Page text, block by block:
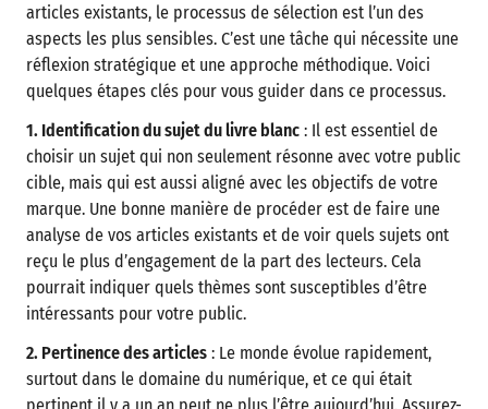
articles existants, le processus de sélection est l’un des
aspects les plus sensibles. C’est une tâche qui nécessite une
réflexion stratégique et une approche méthodique. Voici
quelques étapes clés pour vous guider dans ce processus.
1. Identification du sujet du livre blanc : Il est essentiel de
choisir un sujet qui non seulement résonne avec votre public
cible, mais qui est aussi aligné avec les objectifs de votre
marque. Une bonne manière de procéder est de faire une
analyse de vos articles existants et de voir quels sujets ont
reçu le plus d’engagement de la part des lecteurs. Cela
pourrait indiquer quels thèmes sont susceptibles d’être
intéressants pour votre public.
2. Pertinence des articles : Le monde évolue rapidement,
surtout dans le domaine du numérique, et ce qui était